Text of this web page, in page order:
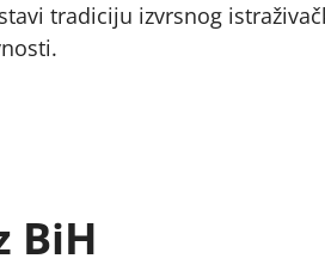
tradiciju izvrsnog
BiH